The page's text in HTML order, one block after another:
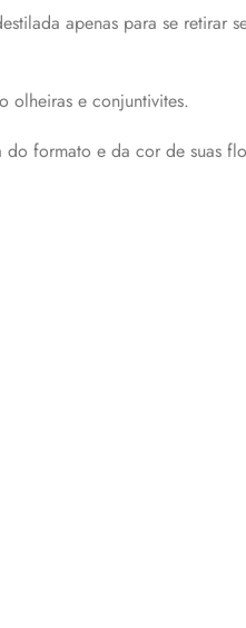
apenas para se retirar
olheiras e conjuntivites.
formato e da cor de suas